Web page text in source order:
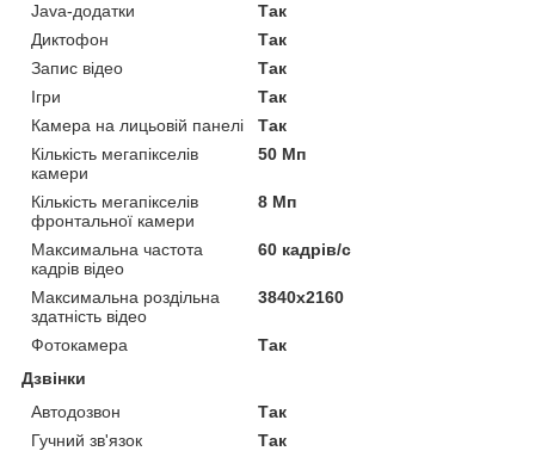
Java-додатки
Так
Диктофон
Так
Запис відео
Так
Ігри
Так
Камера на лицьовій панелі
Так
Кількість мегапікселів
камери
50 Мп
Кількість мегапікселів
фронтальної камери
8 Мп
Максимальна частота
кадрів відео
60 кадрів/с
Максимальна роздільна
здатність відео
3840x2160
Фотокамера
Так
Дзвінки
Автодозвон
Так
Гучний зв'язок
Так